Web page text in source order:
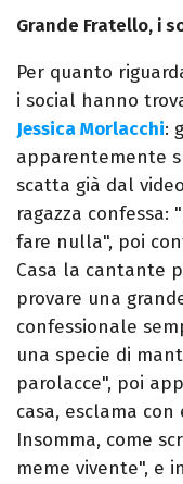
Grande Fratello, i
Per quanto
i social hanno
Jessica Morlacchi:
apparentemente
scatta già dal
ragazza
fare nulla", poi
Casa la cantante
provare una
confessionale
una specie di
parolacce", poi
casa, esclama con
Insomma, come
meme vivente", e